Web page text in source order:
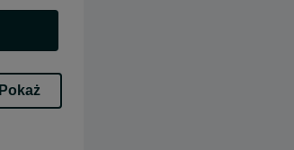
Pokaż